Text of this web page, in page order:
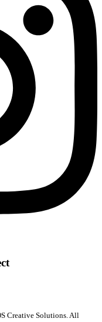
Creative Solutions. All